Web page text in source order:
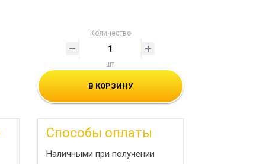
Количество
шт
В КОРЗИНУ
Способы оплаты
Наличными при получении